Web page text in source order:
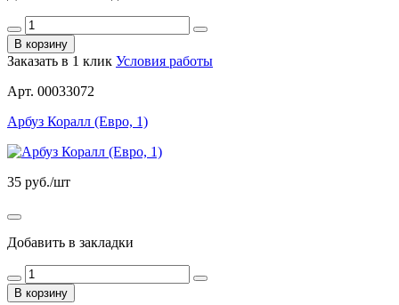
В корзину
Заказать в 1 клик Условия работы
Арт. 00033072
Арбуз Коралл (Евро, 1)
35 руб./шт
Добавить в закладки
В корзину